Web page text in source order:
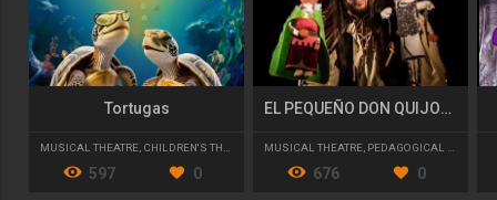
Tortugas
MUSICAL THEATRE CHILDREN'S THEATER
597 0
EL PEQUEÑO DON QUIJOTE
MUSICAL THEATRE, PEDAGOGICAL THEATRE
676 0